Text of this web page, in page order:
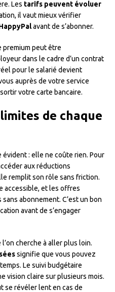
Les tarifs peuvent évoluer
il vaut mieux vérifier
avant de s’abonner.
premium peut être
dans le cadre d’un contrat
pour le salarié devient
auprès de votre service
votre carte bancaire.
de chaque
évident : elle ne coûte rien. Pour
aux réductions
remplit son rôle sans friction.
accessible, et les offres
abonnement. C’est un bon
avant de s’engager
cherche à aller plus loin.
signifie que vous pouvez
Le suivi budgétaire
vision claire sur plusieurs mois.
se révéler lent en cas de